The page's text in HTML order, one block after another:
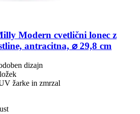
Modern cvetlični lonec z
antracitna, ⌀ 29,8 cm
dizajn
žarke in zmrzal